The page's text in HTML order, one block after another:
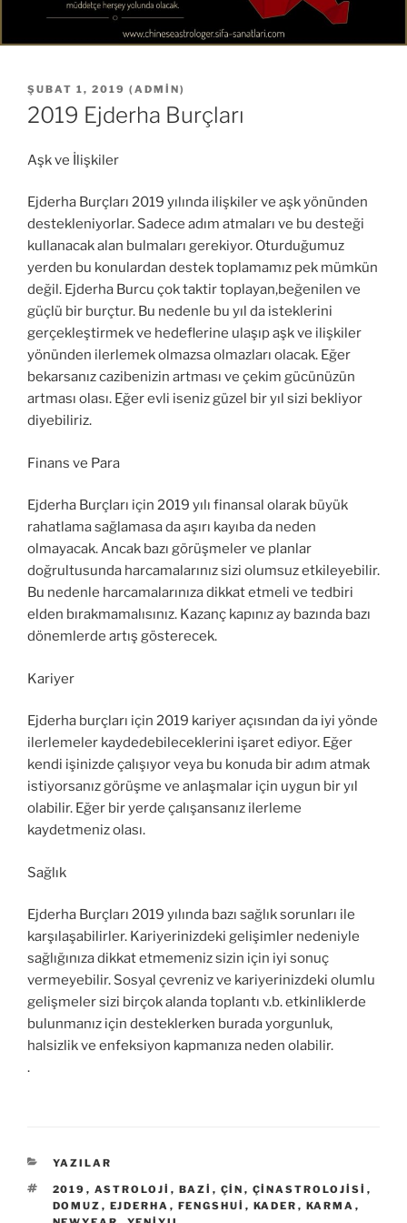
YAYIM
TARIHI
ŞUBAT 1, 2019 ( ADMIN)
2019 Ejderha Burçları
Aşk ve İlişkiler
Ejderha Burçları 2019 yılında ilişkiler ve aşk yönünden
destekleniyorlar. Sadece adım atmaları ve bu desteği
kullanacak alan bulmaları gerekiyor. Oturduğumuz
yerden bu konulardan destek toplamamız pek mümkün
değil. Ejderha Burcu çok taktir toplayan,beğenilen ve
güçlü bir burçtur. Bu nedenle bu yıl da isteklerini
gerçekleştirmek ve hedeflerine ulaşıp aşk ve ilişkiler
yönünden ilerlemek olmazsa olmazları olacak. Eğer
bekarsanız cazibenizin artması ve çekim gücünüzün
artması olası. Eğer evli iseniz güzel bir yıl sizi bekliyor
diyebiliriz.
Finans ve Para
Ejderha Burçları için 2019 yılı finansal olarak büyük
rahatlama sağlamasa da aşırı kayıba da neden
olmayacak. Ancak bazı görüşmeler ve planlar
doğrultusunda harcamalarınız sizi olumsuz etkileyebilir.
Bu nedenle harcamalarınıza dikkat etmeli ve tedbiri
elden bırakmamalısınız. Kazanç kapınız ay bazında bazı
dönemlerde artış gösterecek.
Kariyer
Ejderha burçları için 2019 kariyer açısından da iyi yönde
ilerlemeler kaydedebileceklerini işaret ediyor. Eğer
kendi işinizde çalışıyor veya bu konuda bir adım atmak
istiyorsanız görüşme ve anlaşmalar için uygun bir yıl
olabilir. Eğer bir yerde çalışansanız ilerleme
kaydetmeniz olası.
Sağlık
Ejderha Burçları 2019 yılında bazı sağlık sorunları ile
karşılaşabilirler. Kariyerinizdeki gelişimler nedeniyle
sağlığınıza dikkat etmemeniz sizin için iyi sonuç
vermeyebilir. Sosyal çevreniz ve kariyerinizdeki olumlu
gelişmeler sizi birçok alanda toplantı v.b. etkinliklerde
bulunmanız için desteklerken burada yorgunluk,
halsizlik ve enfeksiyon kapmanıza neden olabilir.
.
KATEGORILER
YAZILAR
ETIKETLER
2019 , ASTROLOJI , BAZI , ÇIN , ÇINASTROLOJISI ,
DOMUZ , EJDERHA , FENGSHUI , KADER , KARMA ,